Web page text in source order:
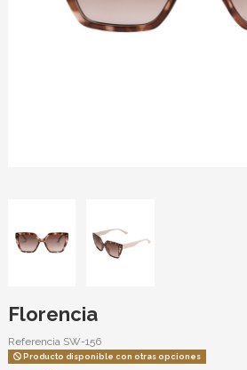
Florencia
Referencia SW-156
Producto disponible con otras opciones